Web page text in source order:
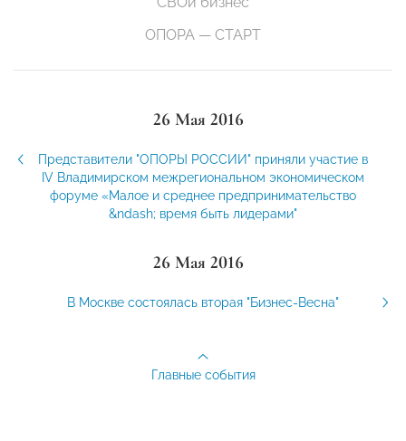
ОПОРА — СТАРТ
26 Мая 2016
Представители "ОПОРЫ РОССИИ" приняли участие в
IV Владимирском межрегиональном экономическом
форуме «Малое и среднее предпринимательство
&ndash; время быть лидерами"
26 Мая 2016
В Москве состоялась вторая "Бизнес-Весна"
Главные события